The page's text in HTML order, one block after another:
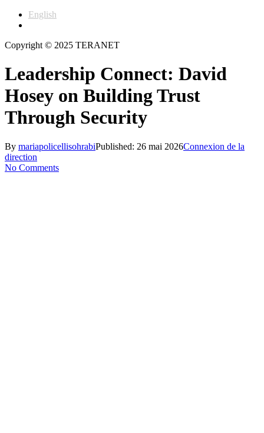
English
Copyright © 2025 TERANET
Leadership Connect: David
Hosey on Building Trust
Through Security
By mariapolicellisohrabiPublished: 26 mai 2026Connexion de la
direction
No Comments